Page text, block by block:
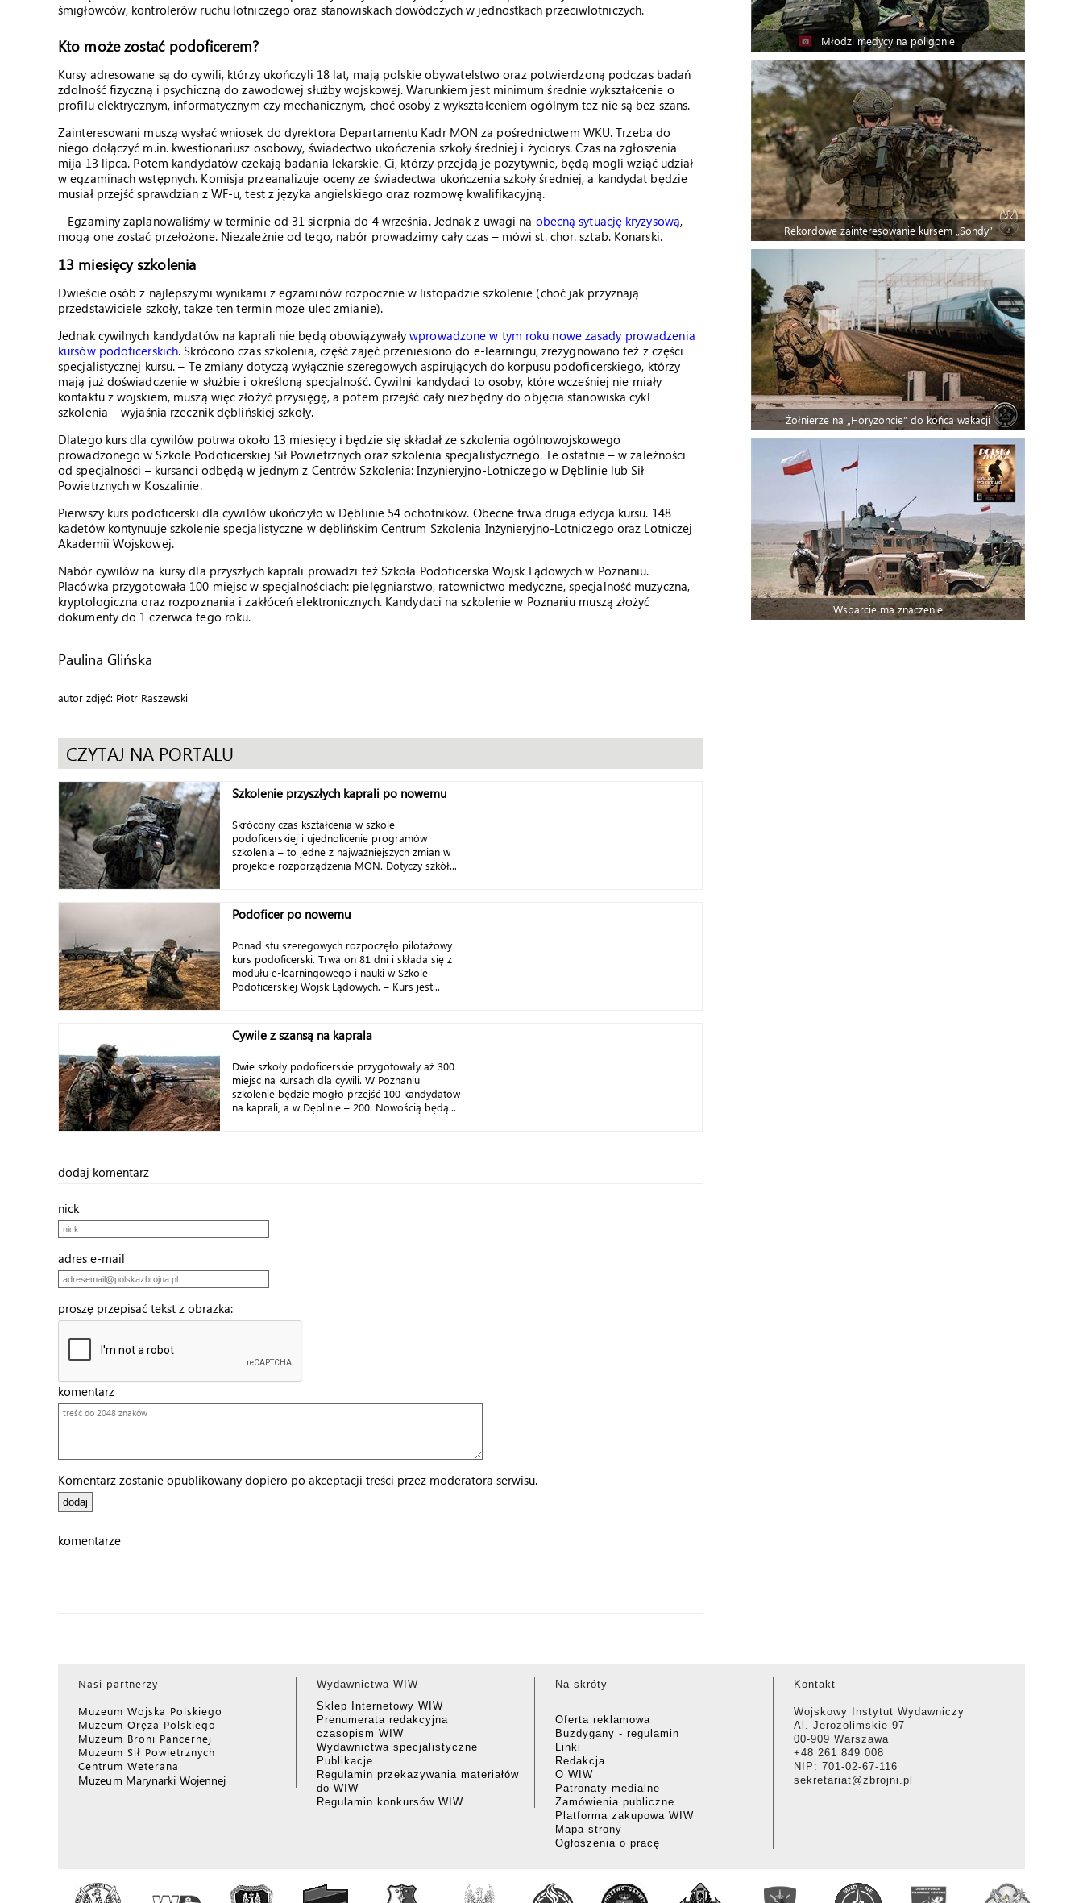
śmigłowców, kontrolerów ruchu lotniczego oraz stanowiskach dowódczych w jednostkach przeciwlotniczych.
Kto może zostać podoficerem?
Kursy adresowane są do cywili, którzy ukończyli 18 lat, mają polskie obywatelstwo oraz potwierdzoną podczas badań
zdolność fizyczną i psychiczną do zawodowej służby wojskowej. Warunkiem jest minimum średnie wykształcenie o
profilu elektrycznym, informatycznym czy mechanicznym, choć osoby z wykształceniem ogólnym też nie są bez szans.
Zainteresowani muszą wysłać wniosek do dyrektora Departamentu Kadr MON za pośrednictwem WKU. Trzeba do
niego dołączyć m.in. kwestionariusz osobowy, świadectwo ukończenia szkoły średniej i życiorys. Czas na zgłoszenia
mija 13 lipca. Potem kandydatów czekają badania lekarskie. Ci, którzy przejdą je pozytywnie, będą mogli wziąć udział
w egzaminach wstępnych. Komisja przeanalizuje oceny ze świadectwa ukończenia szkoły średniej, a kandydat będzie
musiał przejść sprawdzian z WF-u, test z języka angielskiego oraz rozmowę kwalifikacyjną.
– Egzaminy zaplanowaliśmy w terminie od 31 sierpnia do 4 września. Jednak z uwagi na obecną sytuację kryzysową,
mogą one zostać przełożone. Niezależnie od tego, nabór prowadzimy cały czas – mówi st. chor. sztab. Konarski.
13 miesięcy szkolenia
Dwieście osób z najlepszymi wynikami z egzaminów rozpocznie w listopadzie szkolenie (choć jak przyznają
przedstawiciele szkoły, także ten termin może ulec zmianie).
Jednak cywilnych kandydatów na kaprali nie będą obowiązywaływprowadzone w tym roku nowe zasady prowadzenia
kursów podoficerskich. Skrócono czas szkolenia, część zajęć przeniesiono do e-learningu, zrezygnowano też z części
specjalistycznej kursu. – Te zmiany dotyczą wyłącznie szeregowych aspirujących do korpusu podoficerskiego, którzy
mają już doświadczenie w służbie i określoną specjalność. Cywilni kandydaci to osoby, które wcześniej nie miały
kontaktu z wojskiem, muszą więc złożyć przysięgę, a potem przejść cały niezbędny do objęcia stanowiska cykl
szkolenia – wyjaśnia rzecznik dęblińskiej szkoły.
Dlatego kurs dla cywilów potrwa około 13 miesięcy i będzie się składał ze szkolenia ogólnowojskowego
prowadzonego w Szkole Podoficerskiej Sił Powietrznych oraz szkolenia specjalistycznego. Te ostatnie – w zależności
od specjalności – kursanci odbędą w jednym z Centrów Szkolenia: Inżynieryjno-Lotniczego w Dęblinie lub Sił
Powietrznych w Koszalinie.
Pierwszy kurs podoficerski dla cywilów ukończyło w Dęblinie 54 ochotników. Obecne trwa druga edycja kursu. 148
kadetów kontynuuje szkolenie specjalistyczne w dęblińskim Centrum Szkolenia Inżynieryjno-Lotniczego oraz Lotniczej
Akademii Wojskowej.
Nabór cywilów na kursy dla przyszłych kaprali prowadzi też Szkoła Podoficerska Wojsk Lądowych w Poznaniu.
Placówka przygotowała 100 miejsc w specjalnościach: pielęgniarstwo, ratownictwo medyczne, specjalność muzyczna,
kryptologiczna oraz rozpoznania i zakłóceń elektronicznych. Kandydaci na szkolenie w Poznaniu muszą złożyć
dokumenty do 1 czerwca tego roku.
Paulina Glińska
autor zdjęć: Piotr Raszewski
CZYTAJ NA PORTALU
Szkolenie przyszłych kaprali po nowemu
Skrócony czas kształcenia w szkole
podoficerskiej i ujednolicenie programów
szkolenia – to jedne z najważniejszych zmian w
projekcie rozporządzenia MON. Dotyczy szkół...
Podoficer po nowemu
Ponad stu szeregowych rozpoczęło pilotażowy
kurs podoficerski. Trwa on 81 dni i składa się z
modułu e-learningowego i nauki w Szkole
Podoficerskiej Wojsk Lądowych. – Kurs jest...
Cywile z szansą na kaprala
Dwie szkoły podoficerskie przygotowały aż 300
miejsc na kursach dla cywili. W Poznaniu
szkolenie będzie mogło przejść 100 kandydatów
na kaprali, a w Dęblinie – 200. Nowością będą...
dodaj komentarz
nick
adres e-mail
proszę przepisać tekst z obrazka:
komentarz
Komentarz zostanie opublikowany dopiero po akceptacji treści przez moderatora serwisu.
komentarze
Młodzi medycy na poligonie
Rekordowe zainteresowanie kursem „Sondy”
Żołnierze na „Horyzoncie” do końca wakacji
Wsparcie ma znaczenie
Nasi partnerzy
Muzeum Wojska Polskiego
Muzeum Oręża Polskiego
Muzeum Broni Pancernej
Muzeum Sił Powietrznych
Centrum Weterana
Muzeum Marynarki Wojennej
Wydawnictwa WIW
Sklep Internetowy WIW
Prenumerata redakcyjna
czasopism WIW
Wydawnictwa specjalistyczne
Publikacje
Regulamin przekazywania materiałów
do WIW
Regulamin konkursów WIW
Na skróty
Oferta reklamowa
Buzdygany - regulamin
Linki
Redakcja
O WIW
Patronaty medialne
Zamówienia publiczne
Platforma zakupowa WIW
Mapa strony
Ogłoszenia o pracę
Kontakt
Wojskowy Instytut Wydawniczy
Al. Jerozolimskie 97
00-909 Warszawa
+48 261 849 008
NIP: 701-02-67-116
sekretariat@zbrojni.pl